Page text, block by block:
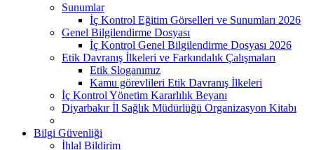
Sunumlar
İç Kontrol Eğitim Görselleri ve Sunumları 2026
Genel Bilgilendirme Dosyası
İç Kontrol Genel Bilgilendirme Dosyası 2026
Etik Davranış İlkeleri ve Farkındalık Çalışmaları
Etik Sloganımız
Kamu görevlileri Etik Davranış İlkeleri
İç Kontrol Yönetim Kararlılık Beyanı
Diyarbakır İl Sağlık Müdürlüğü Organizasyon Kitabı
Bilgi Güvenliği
İhlal Bildirim